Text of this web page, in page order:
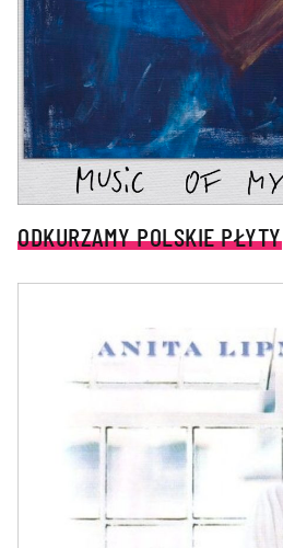
ODKURZAMY POLSKIE PŁYTY